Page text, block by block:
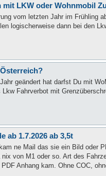
mit LKW oder Wohnmobil
vom letzten Jahr im Frühling
logischerweise dann bei den
geändert hat darfst Du mit
Fahrverbot mit
ab 1.7.2026 ab 3,5t
ne Mail das sie ein Bild oder
nix von M1 oder so. Art des
Anhang kam. Ohne COC,